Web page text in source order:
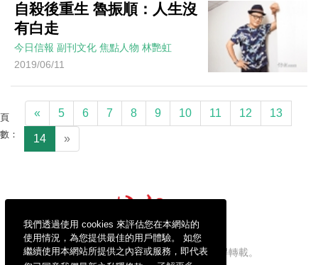
我們透過使用 cookies 來評估您在本網站的
使用情況，為您提供最佳的用戶體驗。 如您
繼續使用本網站所提供之內容或服務，即代表
自殺後重生 魯振順：人生沒
有白走
今日信報 副刊文化 焦點人物 林艷虹
2019/06/11
頁
數：
« 5 6 7 8 9 10 11 12 13
14 »
信報財經新聞有限公司版權所有，不得轉載。